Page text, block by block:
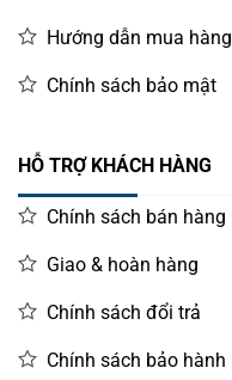
Hướng dẫn mua hàng
Chính sách bảo mật
HỖ TRỢ KHÁCH HÀNG
Chính sách bán hàng
Giao & hoàn hàng
Chính sách đổi trả
Chính sách bảo hành